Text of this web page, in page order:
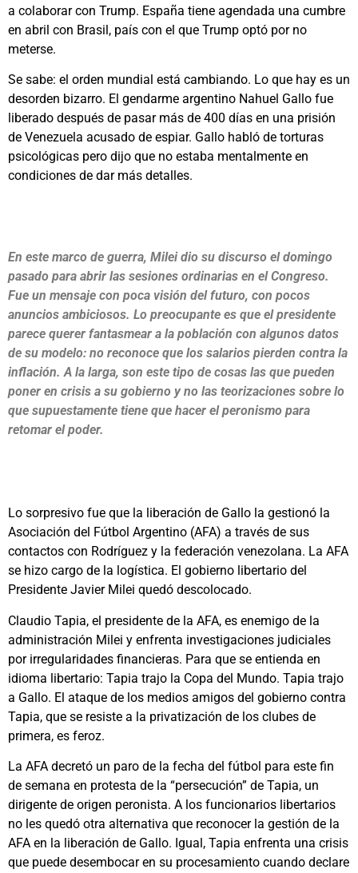
a colaborar con Trump. España tiene agendada una cumbre
en abril con Brasil, país con el que Trump optó por no
meterse.
Se sabe: el orden mundial está cambiando. Lo que hay es un
desorden bizarro. El gendarme argentino Nahuel Gallo fue
liberado después de pasar más de 400 días en una prisión
de Venezuela acusado de espiar. Gallo habló de torturas
psicológicas pero dijo que no estaba mentalmente en
condiciones de dar más detalles.
En este marco de guerra, Milei dio su discurso el domingo
pasado para abrir las sesiones ordinarias en el Congreso.
Fue un mensaje con poca visión del futuro, con pocos
anuncios ambiciosos. Lo preocupante es que el presidente
parece querer fantasmear a la población con algunos datos
de su modelo: no reconoce que los salarios pierden contra la
inflación. A la larga, son este tipo de cosas las que pueden
poner en crisis a su gobierno y no las teorizaciones sobre lo
que supuestamente tiene que hacer el peronismo para
retomar el poder.
Lo sorpresivo fue que la liberación de Gallo la gestionó la
Asociación del Fútbol Argentino (AFA) a través de sus
contactos con Rodríguez y la federación venezolana. La AFA
se hizo cargo de la logística. El gobierno libertario del
Presidente Javier Milei quedó descolocado.
Claudio Tapia, el presidente de la AFA, es enemigo de la
administración Milei y enfrenta investigaciones judiciales
por irregularidades financieras. Para que se entienda en
idioma libertario: Tapia trajo la Copa del Mundo. Tapia trajo
a Gallo. El ataque de los medios amigos del gobierno contra
Tapia, que se resiste a la privatización de los clubes de
primera, es feroz.
La AFA decretó un paro de la fecha del fútbol para este fin
de semana en protesta de la “persecución” de Tapia, un
dirigente de origen peronista. A los funcionarios libertarios
no les quedó otra alternativa que reconocer la gestión de la
AFA en la liberación de Gallo. Igual, Tapia enfrenta una crisis
que puede desembocar en su procesamiento cuando declare